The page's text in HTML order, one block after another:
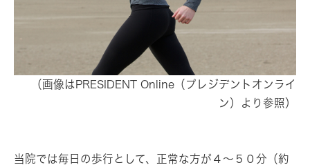
（画像はPRESIDENT Online（プレジデントオンライ
ン）より参照）
当院では毎日の歩行として、正常な方が４～５０分（約